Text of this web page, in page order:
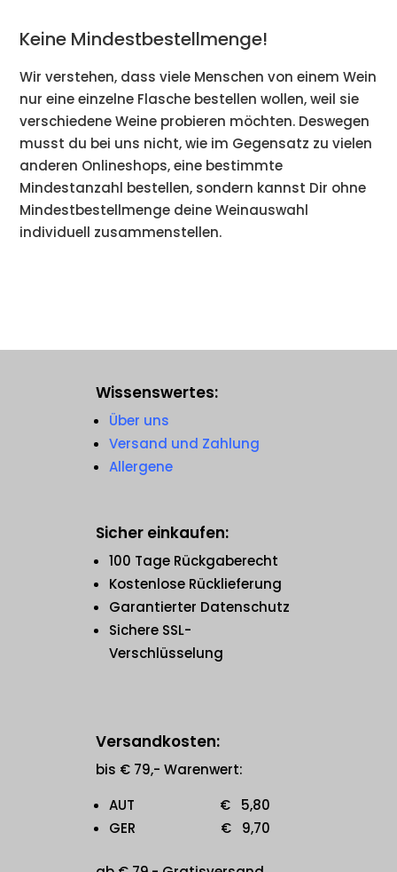
Keine Mindestbestellmenge!
Wir verstehen, dass viele Menschen von einem Wein
nur eine einzelne Flasche bestellen wollen, weil sie
verschiedene Weine probieren möchten. Deswegen
musst du bei uns nicht, wie im Gegensatz zu vielen
anderen Onlineshops, eine bestimmte
Mindestanzahl bestellen, sondern kannst Dir ohne
Mindestbestellmenge deine Weinauswahl
individuell zusammenstellen.
Wissenswertes:
Über uns
Versand und Zahlung
Allergene
Sicher einkaufen:
100 Tage Rückgaberecht
Kostenlose Rücklieferung
Garantierter Datenschutz
Sichere SSL-
Verschlüsselung
Versandkosten:
bis € 79,- Warenwert:
AUT € 5,80
GER € 9,70